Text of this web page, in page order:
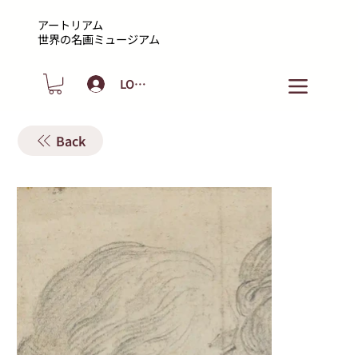
アートリアム
​世界の名画ミュージアム
LOGIN
Back